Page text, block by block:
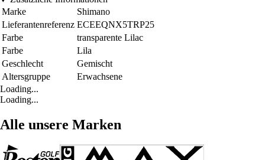
Marke
Shimano
Lieferantenreferenz ECEEQNX5TRP25
Farbe
transparente Lilac
Farbe
Lila
Geschlecht
Gemischt
Altersgruppe
Erwachsene
Loading...
Loading...
Alle unsere Marken